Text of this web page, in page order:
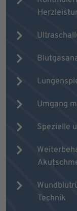
Umgang
Spezielle
Technik